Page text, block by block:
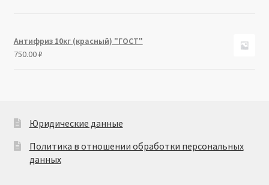
Антифриз 10кг (красный) "ГОСТ"
750.00₽
Юридические данные
Политика в отношении обработки персональных
данных